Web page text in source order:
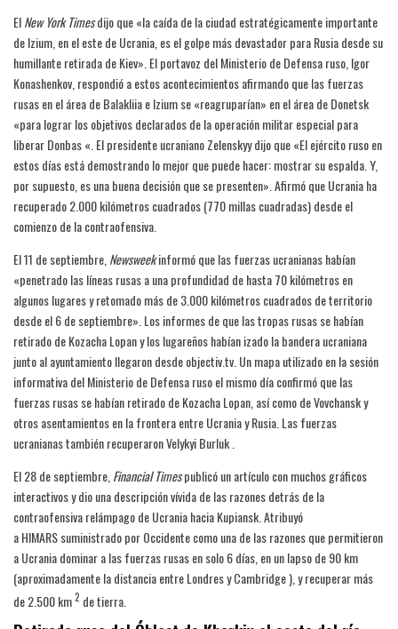
ElNew York Timesdijo que «la caída de la ciudad estratégicamente importante
de Izium, en el este de Ucrania, es el golpe más devastador para Rusia desde su
humillante retirada de Kiev». El portavoz del Ministerio de Defensa ruso, Igor
Konashenkov, respondió a estos acontecimientos afirmando que las fuerzas
rusas en el área de Balakliia e Izium se «reagruparían» en el área de Donetsk
«para lograr los objetivos declarados de la operación militar especial para
liberar Donbas «. El presidente ucraniano Zelenskyy dijo que «El ejército ruso en
estos días está demostrando lo mejor que puede hacer: mostrar su espalda. Y,
por supuesto, es una buena decisión que se presenten». Afirmó que Ucrania ha
recuperado 2.000 kilómetros cuadrados (770 millas cuadradas) desde el
comienzo de la contraofensiva.
El 11 de septiembre, Newsweekinformó que las fuerzas ucranianas habían
«penetrado las líneas rusas a una profundidad de hasta 70 kilómetros en
algunos lugares y retomado más de 3.000 kilómetros cuadrados de territorio
desde el 6 de septiembre». Los informes de que las tropas rusas se habían
retirado de Kozacha Lopan y los lugareños habían izado la bandera ucraniana
junto al ayuntamiento llegaron desde objectiv.tv. Un mapa utilizado en la sesión
informativa del Ministerio de Defensa ruso el mismo día confirmó que las
fuerzas rusas se habían retirado de Kozacha Lopan, así como de Vovchansk y
otros asentamientos en la frontera entre Ucrania y Rusia. Las fuerzas
ucranianas también recuperaron Velykyi Burluk .
El 28 de septiembre, Financial Timespublicó un artículo con muchos gráficos
interactivos y dio una descripción vívida de las razones detrás de la
contraofensiva relámpago de Ucrania hacia Kupiansk. Atribuyó
a HIMARS suministrado por Occidente como una de las razones que permitieron
a Ucrania dominar a las fuerzas rusas en solo 6 días, en un lapso de 90 km
(aproximadamente la distancia entre Londres y Cambridge ), y recuperar más
de 2.500 km2 de tierra.